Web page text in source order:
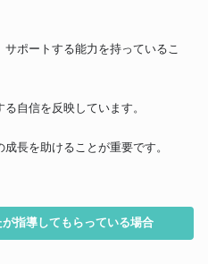
ポートする能力を持っているこ
自信を反映しています。
長を助けることが重要です。
指導してもらっている場合